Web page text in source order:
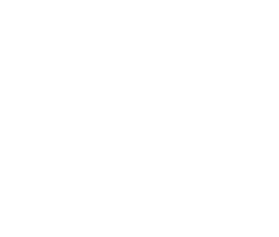
Z
möchten, müssen Sie einen